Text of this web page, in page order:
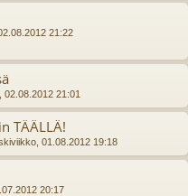
21:22
02.08.2012 21:01
TÄÄLLÄ!
01.08.2012 19:18
20:17